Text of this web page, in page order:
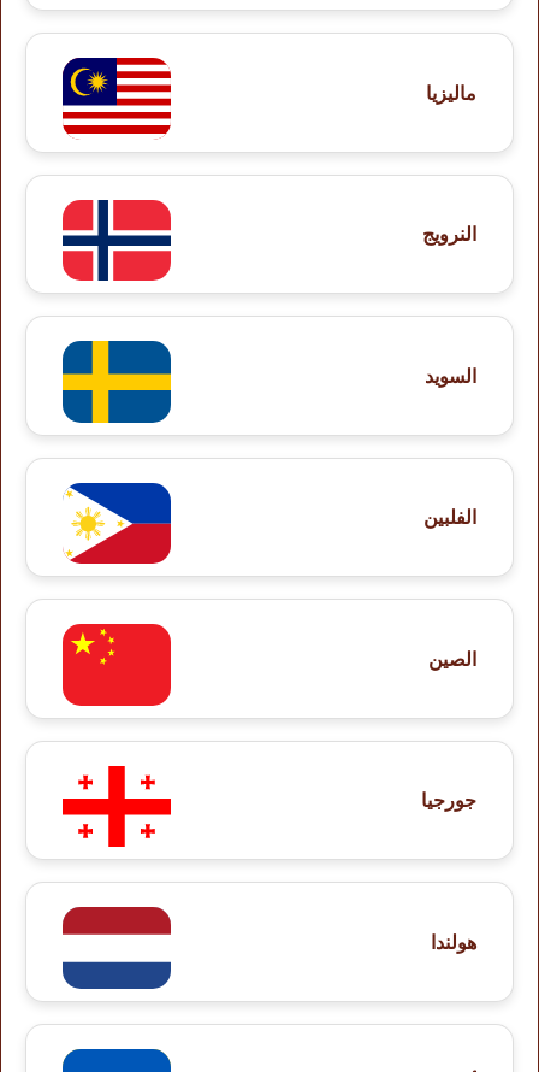
ماليزيا
النرويج
السويد
الفلبين
الصين
جورجيا
هولندا